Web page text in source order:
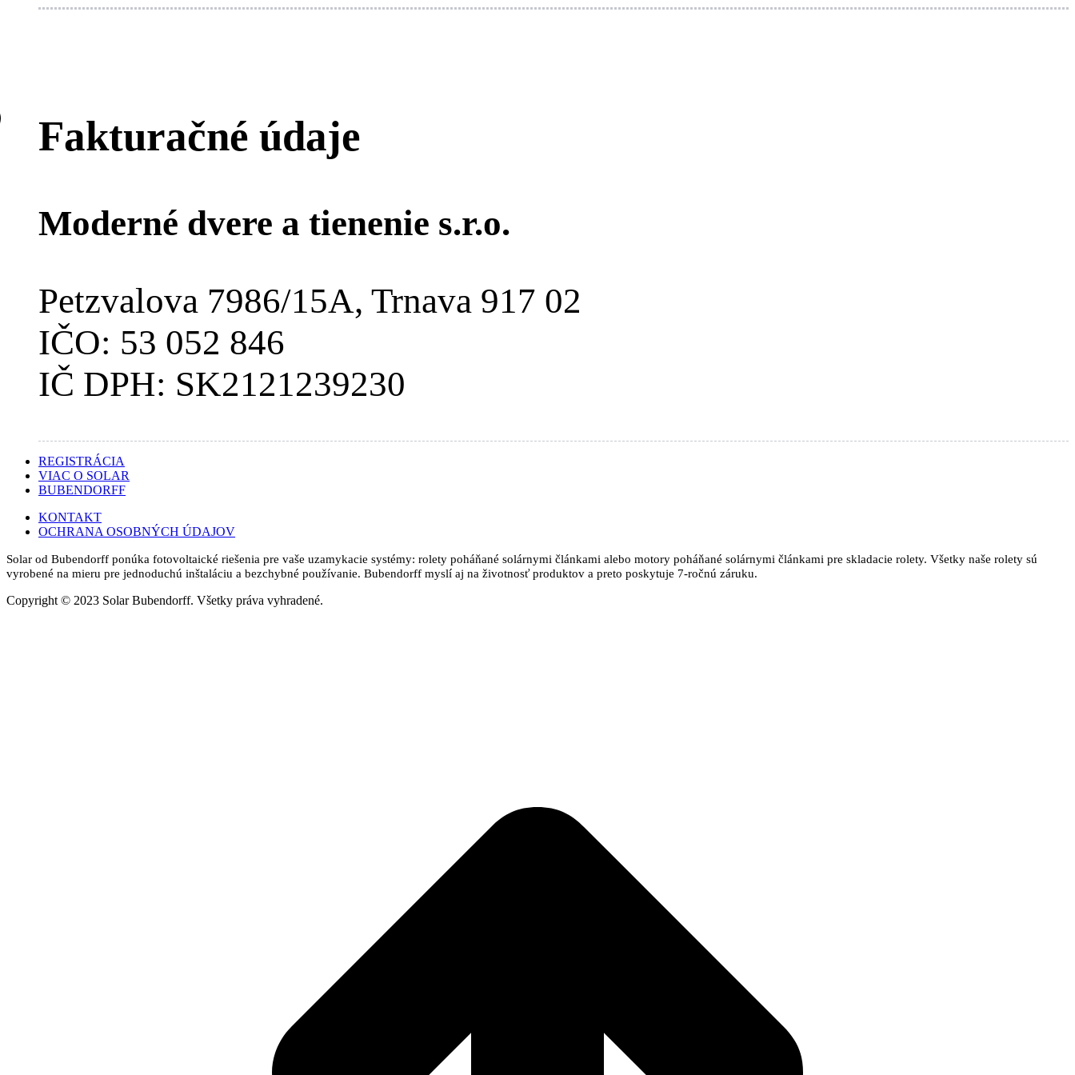
Fakturačné údaje
Moderné dvere a tienenie s.r.o.
Petzvalova 7986/15A, Trnava 917 02
IČO: 53 052 846
IČ DPH: SK2121239230
REGISTRÁCIA
VIAC O SOLAR
BUBENDORFF
KONTAKT
OCHRANA OSOBNÝCH ÚDAJOV
Solar od Bubendorff ponúka fotovoltaické riešenia pre vaše uzamykacie systémy: rolety poháňané solárnymi článkami alebo motory poháňané solárnymi článkami pre skladacie rolety. Všetky naše rolety sú
vyrobené na mieru pre jednoduchú inštaláciu a bezchybné používanie. Bubendorff myslí aj na životnosť produktov a preto poskytuje 7-ročnú záruku.
Copyright © 2023 Solar Bubendorff. Všetky práva vyhradené.